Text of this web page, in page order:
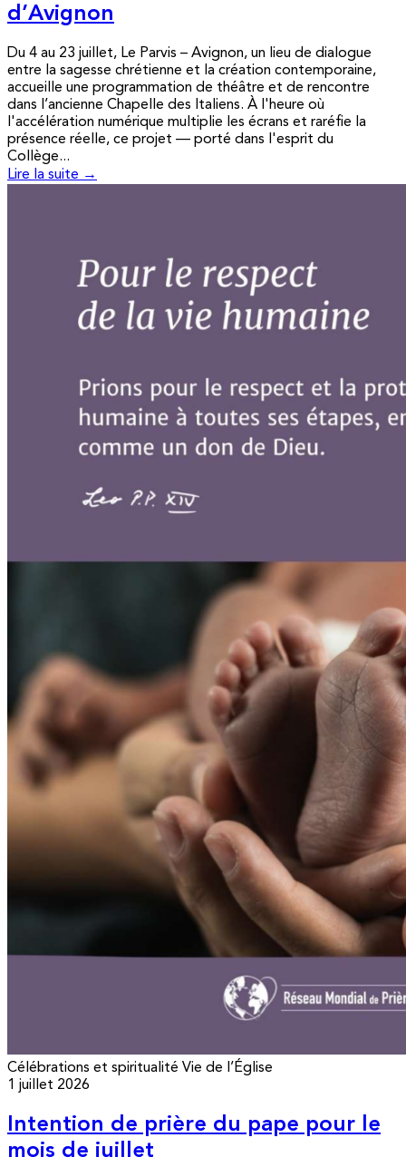
d’Avignon
Du 4 au 23 juillet, Le Parvis – Avignon, un lieu de dialogue
entre la sagesse chrétienne et la création contemporaine,
accueille une programmation de théâtre et de rencontre
dans l’ancienne Chapelle des Italiens. À l'heure où
l'accélération numérique multiplie les écrans et raréfie la
présence réelle, ce projet — porté dans l'esprit du
Collège...
Lire la suite →
Célébrations et spiritualité Vie de l’Église
1 juillet 2026
Intention de prière du pape pour le
mois de juillet